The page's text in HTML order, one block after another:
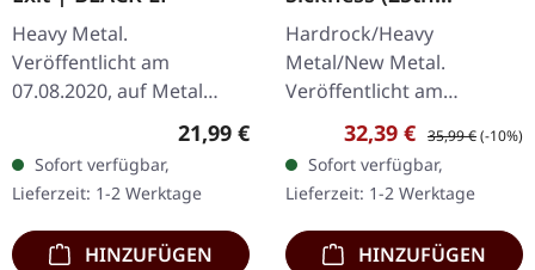
Heavy Metal.
Veröffentlicht am
07.08.2020, auf Metal
Blade Records. Schwarzes
Vinyl mit Poster. "No Exit"
ist ein Eckpfeiler des…
Regulärer Preis:
21,99 €
Sofort verfügbar,
Lieferzeit: 1-2 Werktage
HINZUFÜGEN
Anniversary Edition) |
GREEN LP
Hardrock/Heavy
Metal/New Metal.
Veröffentlicht am
07.03.2025, auf Reprise
Records. Grünes Vinyl, 25
Jahre Jubiläumsausgabe.
Zur Feier des 25-
jährigen…
Verkaufspreis:
32,39 € Regulärer Preis:
35,99 €(-10%)
Sofort verfügbar,
Lieferzeit: 1-2 Werktage
HINZUFÜGEN